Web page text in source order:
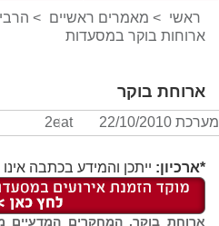
ראשי > מאמרים ראשיים >
ארוחות בוקר במסעדות
ארוחת בוקר
מערכת 2eat 22/10/2010
*ארכיון: ייתכן והמידע בכתבה
ארוחת בוקר. המחקרים המדעיים